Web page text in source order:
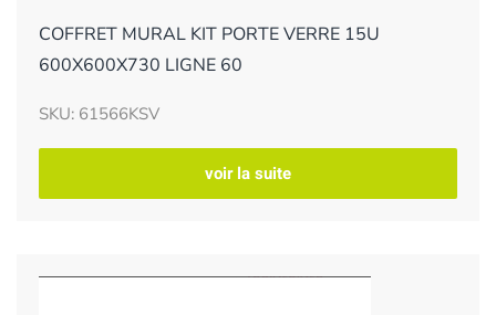
COFFRET MURAL KIT PORTE VERRE 15U
600X600X730 LIGNE 60
SKU: 61566KSV
voir la suite